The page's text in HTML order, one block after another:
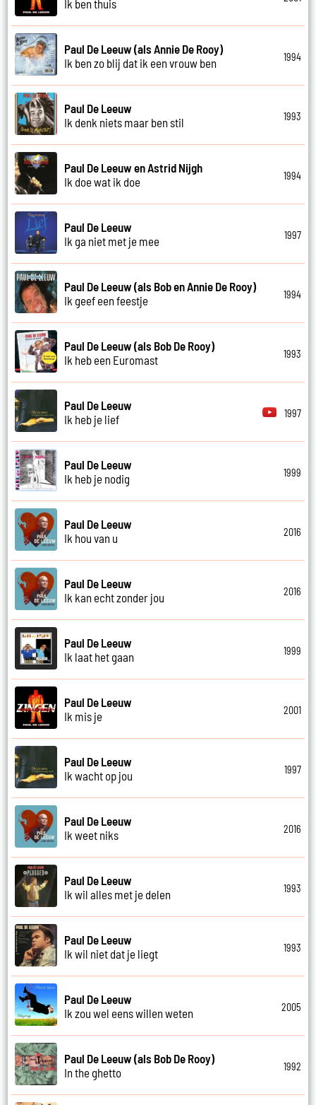
Ik ben thuis
Paul De Leeuw (als Annie De Rooy)
Ik ben zo blij dat ik een vrouw ben
1994
Paul De Leeuw
Ik denk niets maar ben stil
1993
Paul De Leeuw en Astrid Nijgh
Ik doe wat ik doe
1994
Paul De Leeuw
Ik ga niet met je mee
1997
Paul De Leeuw (als Bob en Annie De Rooy)
Ik geef een feestje
1994
Paul De Leeuw (als Bob De Rooy)
Ik heb een Euromast
1993
Paul De Leeuw
Ik heb je lief
1997
Paul De Leeuw
Ik heb je nodig
1999
Paul De Leeuw
Ik hou van u
2016
Paul De Leeuw
Ik kan echt zonder jou
2016
Paul De Leeuw
Ik laat het gaan
1999
Paul De Leeuw
Ik mis je
2001
Paul De Leeuw
Ik wacht op jou
1997
Paul De Leeuw
Ik weet niks
2016
Paul De Leeuw
Ik wil alles met je delen
1993
Paul De Leeuw
Ik wil niet dat je liegt
1993
Paul De Leeuw
Ik zou wel eens willen weten
2005
Paul De Leeuw (als Bob De Rooy)
In the ghetto
1992